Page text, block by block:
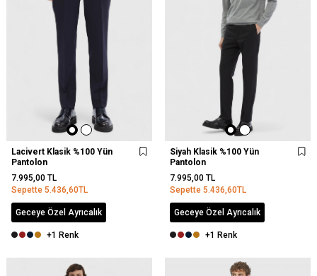
Lacivert Klasik %100 Yün
Pantolon
7.995,00 TL
Sepette 5.436,60TL
Geceye Özel Ayrıcalık
+1 Renk
Siyah Klasik %100 Yün
Pantolon
7.995,00 TL
Sepette 5.436,60TL
Geceye Özel Ayrıcalık
+1 Renk